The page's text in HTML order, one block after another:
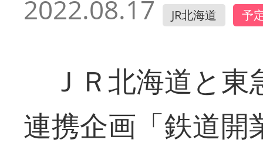
2022.08.17 JR北海道 予
ＪＲ北海道と東
連携企画「鉄道